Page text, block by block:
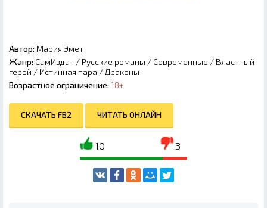
Автор: Мария Эмет
Жанр: СамИздат / Русские романы / Современные / Властный
герой / Истинная пара / Драконы
Возрастное ограничение: 18+
СКАЧАТЬ FB2 ЧИТАТЬ ОНЛАЙН
10 3